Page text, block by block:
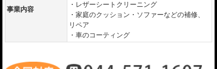
事業内容
・レザーシートクリーニング
・家庭のクッション・ソファーなどの補修、
リペア
・車のコーティング